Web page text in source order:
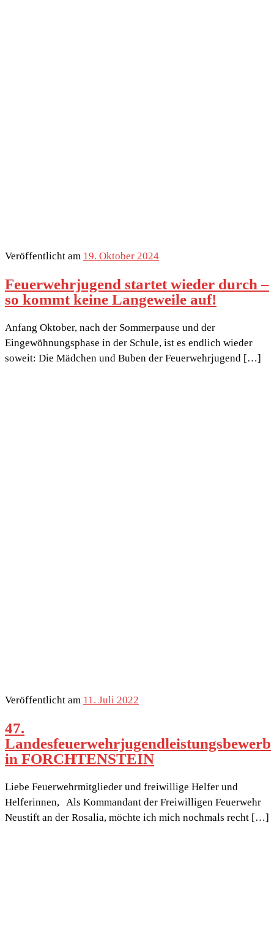
Veröffentlicht am 19. Oktober 2024
Feuerwehrjugend startet wieder durch –
so kommt keine Langeweile auf!
Anfang Oktober, nach der Sommerpause und der
Eingewöhnungsphase in der Schule, ist es endlich wieder
soweit: Die Mädchen und Buben der Feuerwehrjugend […]
Veröffentlicht am 11. Juli 2022
47.
Landesfeuerwehrjugendleistungsbewerb
in FORCHTENSTEIN
Liebe Feuerwehrmitglieder und freiwillige Helfer und
Helferinnen, Als Kommandant der Freiwilligen Feuerwehr
Neustift an der Rosalia, möchte ich mich nochmals recht […]